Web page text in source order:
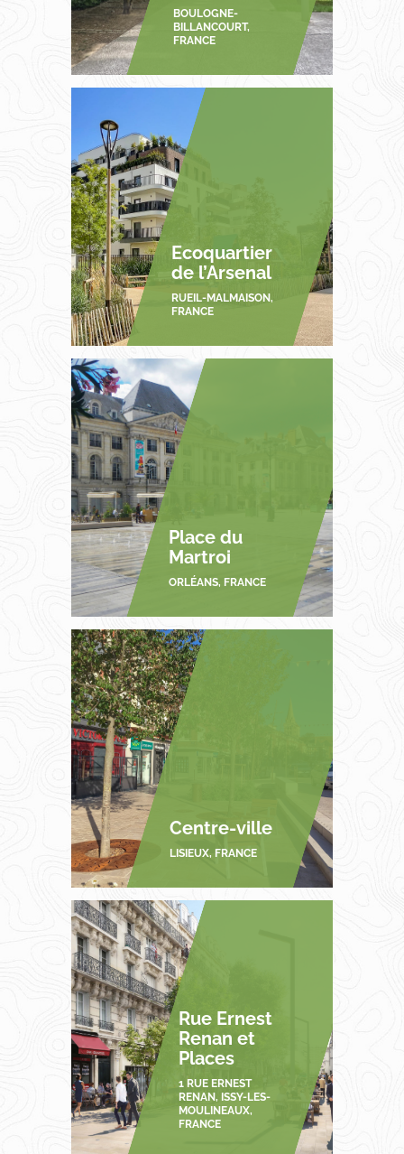
BOULOGNE-
BILLANCOURT,
FRANCE
Ecoquartier
de l’Arsenal
RUEIL-MALMAISON,
FRANCE
Place du
Martroi
ORLÉANS, FRANCE
Centre-ville
LISIEUX, FRANCE
Rue Ernest
Renan et
Places
1 RUE ERNEST
RENAN, ISSY-LES-
MOULINEAUX,
FRANCE